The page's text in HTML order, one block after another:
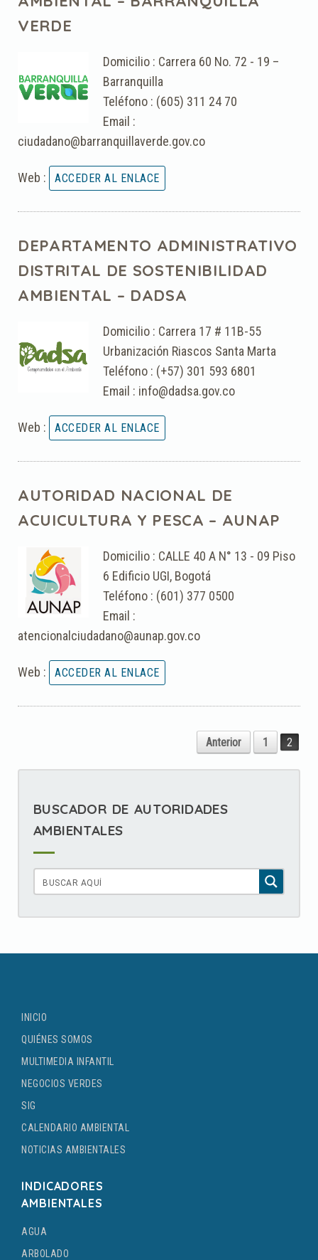
VERDE
Domicilio : Carrera 60 No. 72 - 19 –
Barranquilla
Teléfono : (605) 311 24 70
Email :
ciudadano@barranquillaverde.gov.co
Web :
DEPARTAMENTO ADMINISTRATIVO
DISTRITAL DE SOSTENIBILIDAD
AMBIENTAL – DADSA
Domicilio : Carrera 17 # 11B-55
Urbanización Riascos Santa Marta
Teléfono : (+57) 301 593 6801
Email : info@dadsa.gov.co
Web :
AUTORIDAD NACIONAL DE
ACUICULTURA Y PESCA – AUNAP
Domicilio : CALLE 40 A N° 13 - 09 Piso
6 Edificio UGI, Bogotá
Teléfono : (601) 377 0500
Email :
atencionalciudadano@aunap.gov.co
Web :
Anterior 1 2
BUSCADOR DE AUTORIDADES
AMBIENTALES
INICIO
QUIÉNES SOMOS
MULTIMEDIA INFANTIL
NEGOCIOS VERDES
SIG
CALENDARIO AMBIENTAL
NOTICIAS AMBIENTALES
INDICADORES
AMBIENTALES
AGUA
ARBOLADO